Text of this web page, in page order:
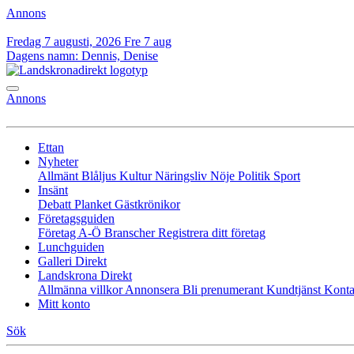
Annons
Fredag 7 augusti, 2026 Fre 7 aug
Dagens namn: Dennis, Denise
Annons
Ettan
Nyheter
Allmänt Blåljus KulturNäringsliv Nöje Politik Sport
Insänt
Debatt Planket Gästkrönikor
Företagsguiden
Företag A-Ö BranscherRegistrera ditt företag
Lunchguiden
Galleri Direkt
Landskrona Direkt
Allmänna villkorAnnonsera Bli prenumerant Kundtjänst
Mitt konto
Sök